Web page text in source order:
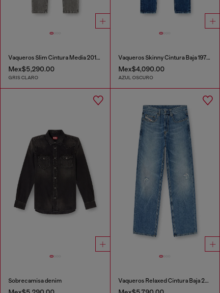
Vaqueros Slim Cintura Media 2019 D-Strukt
Mex$5,290.00
GRIS CLARO
Vaqueros Skinny Cintura Baja 1979 Sleenker
Mex$4,090.00
AZUL OSCURO
Sobrecamisa denim Vaqueros Relaxed Cintura Baja 2001 D-Macro